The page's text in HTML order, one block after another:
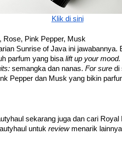
Klik di sini
Rose, Pink Pepper, Musk
parfum yang bisa lift up your mood.
semangka dan nanas. For sure di
Pepper dan Musk yang bikin
sekarang juga dan cari
untuk review menarik